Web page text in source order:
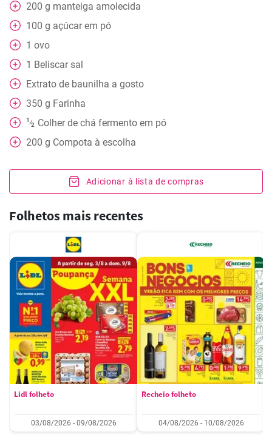
200 g manteiga amolecida
100 g açúcar em pó
1 ovo
1 Beliscar sal
Extrato de baunilha a gosto
350 g Farinha
1⁄2 Colher de chá fermento em pó
200 g Compota à escolha
Adicionar à lista de compras
Folhetos mais recentes
Lidl folheto
03/08/2026 - 09/08/2026
Recheio folheto
04/08/2026 - 10/08/2026